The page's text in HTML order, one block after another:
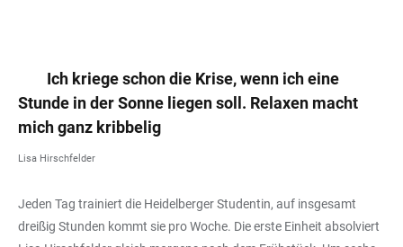
Ich kriege schon die Krise, wenn ich eine
Stunde in der Sonne liegen soll. Relaxen macht
mich ganz kribbelig
Lisa Hirschfelder
Jeden Tag trainiert die Heidelberger Studentin, auf insgesamt
dreißig Stunden kommt sie pro Woche. Die erste Einheit absolviert